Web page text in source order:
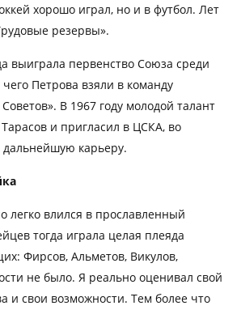
хорошо играл, но и в футбол. Лет
резервы».
выиграла первенство Союза среди
Петрова взяли в команду
В 1967 году молодой талант
и пригласил в ЦСКА, во
карьеру.
легко влился в прославленный
тогда играла целая плеяда
Фирсов, Альметов, Викулов,
не было. Я реально оценивал свой
и свои возможности. Тем более что